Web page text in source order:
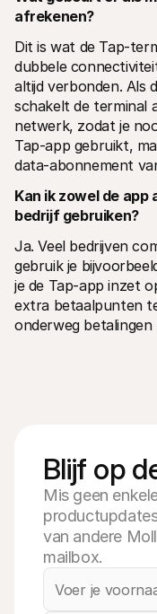
afrekenen?
Dit is wat de Tap-
dubbele
altijd verbonden. Als
schakelt de terminal
netwerk, zodat je
Tap-app gebruikt,
data-abonnement
Kan ik zowel de
bedrijf gebruiken?
Ja. Veel bedrijven
gebruik je
je de Tap-app inzet
extra betaalpunten
onderweg
Blijf op
Mis geen
van andere
mailbox.